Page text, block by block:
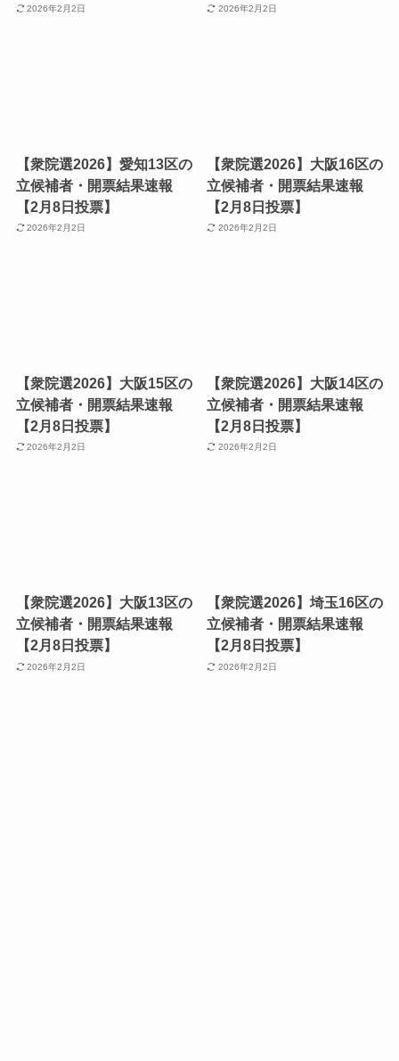
2026年2月2日 2026年2月2日
【衆院選2026】愛知13区の
立候補者・開票結果速報
【2月8日投票】
2026年2月2日
【衆院選2026】大阪16区の
立候補者・開票結果速報
【2月8日投票】
2026年2月2日
【衆院選2026】大阪15区の
立候補者・開票結果速報
【2月8日投票】
2026年2月2日
【衆院選2026】大阪14区の
立候補者・開票結果速報
【2月8日投票】
2026年2月2日
【衆院選2026】大阪13区の
立候補者・開票結果速報
【2月8日投票】
2026年2月2日
【衆院選2026】埼玉16区の
立候補者・開票結果速報
【2月8日投票】
2026年2月2日